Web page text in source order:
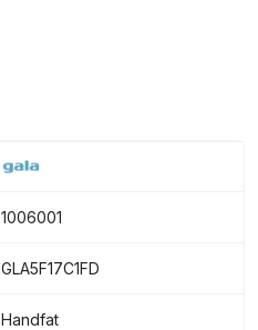
1006001
GLA5F17C1FD
Handfat